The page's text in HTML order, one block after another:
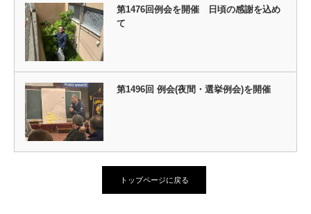
第1476回例会を開催 日頃の感謝を込め
て
第1496回 例会(夜間・選挙例会)を開催
トップページに戻る